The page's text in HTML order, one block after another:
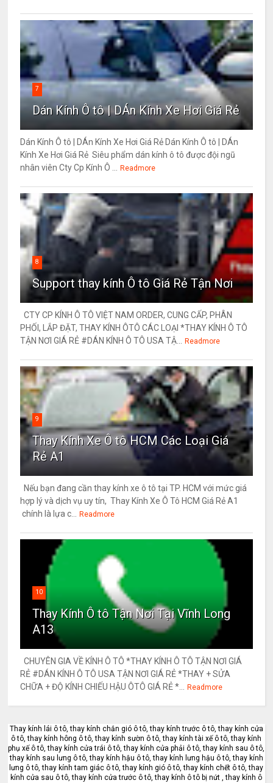
7
Dán Kính Ô tô | DÁn Kính Xe Hơi Giá Rẻ
Dán Kính Ô tô | DÁn Kính Xe Hơi Giá Rẻ Dán Kính Ô tô | DÁn
Kính Xe Hơi Giá Rẻ Siêu phẩm dán kính ô tô được đội ngũ
nhân viên Cty Cp Kính Ô ...
Readmore
8
Support thay kính Ô tô Giá Rẻ Tận Nơi
CTY CP KÍNH Ô TÔ VIỆT NAM ORDER, CUNG CẤP, PHÂN
PHỐI, LẮP ĐẶT, THAY KÍNH ÔTÔ CÁC LOẠI *THAY KÍNH Ô TÔ
TẬN NƠI GIÁ RẺ #DÁN KÍNH Ô TÔ USA TẬ...
Readmore
9
Thay Kính Xe Ô tô HCM Các Loại Giá
Rẻ A1
Nếu bạn đang cần thay kính xe ô tô tại TP. HCM với mức giá
hợp lý và dịch vụ uy tín, Thay Kính Xe Ô Tô HCM Giá Rẻ A1
chính là lựa c...
Readmore
10
Thay Kính Ô tô Tận Nơi Tại Vĩnh Long
A13
CHUYÊN GIA VỀ KÍNH Ô TÔ *THAY KÍNH Ô TÔ TẬN NƠI GIÁ
RẺ #DÁN KÍNH Ô TÔ USA TẬN NƠI GIÁ RẺ *THAY + SỬA
CHỮA + ĐỘ KÍNH CHIẾU HẬU ÔTÔ GIÁ RẺ *...
Readmore
Thay kính lái ô tô, thay kính chắn gió ô tô, thay kính trước ô tô, thay kính cửa
ô tô, thay kính hông ô tô, thay kính sườn ô tô, thay kính tài xế ô tô, thay kính
phụ xế ô tô, thay kính cửa trái ô tô, thay kính cửa phải ô tô, thay kính sau ô tô,
thay kính sau lưng ô tô, thay kính hậu ô tô, thay kính lưng hậu ô tô, thay kính
lưng ô tô, thay kính tam giác ô tô, thay kính gió ô tô, thay kính chết ô tô, thay
kính cửa sau ô tô, thay kính cửa trước ô tô, thay kính ô tô bị nứt , thay kính ô